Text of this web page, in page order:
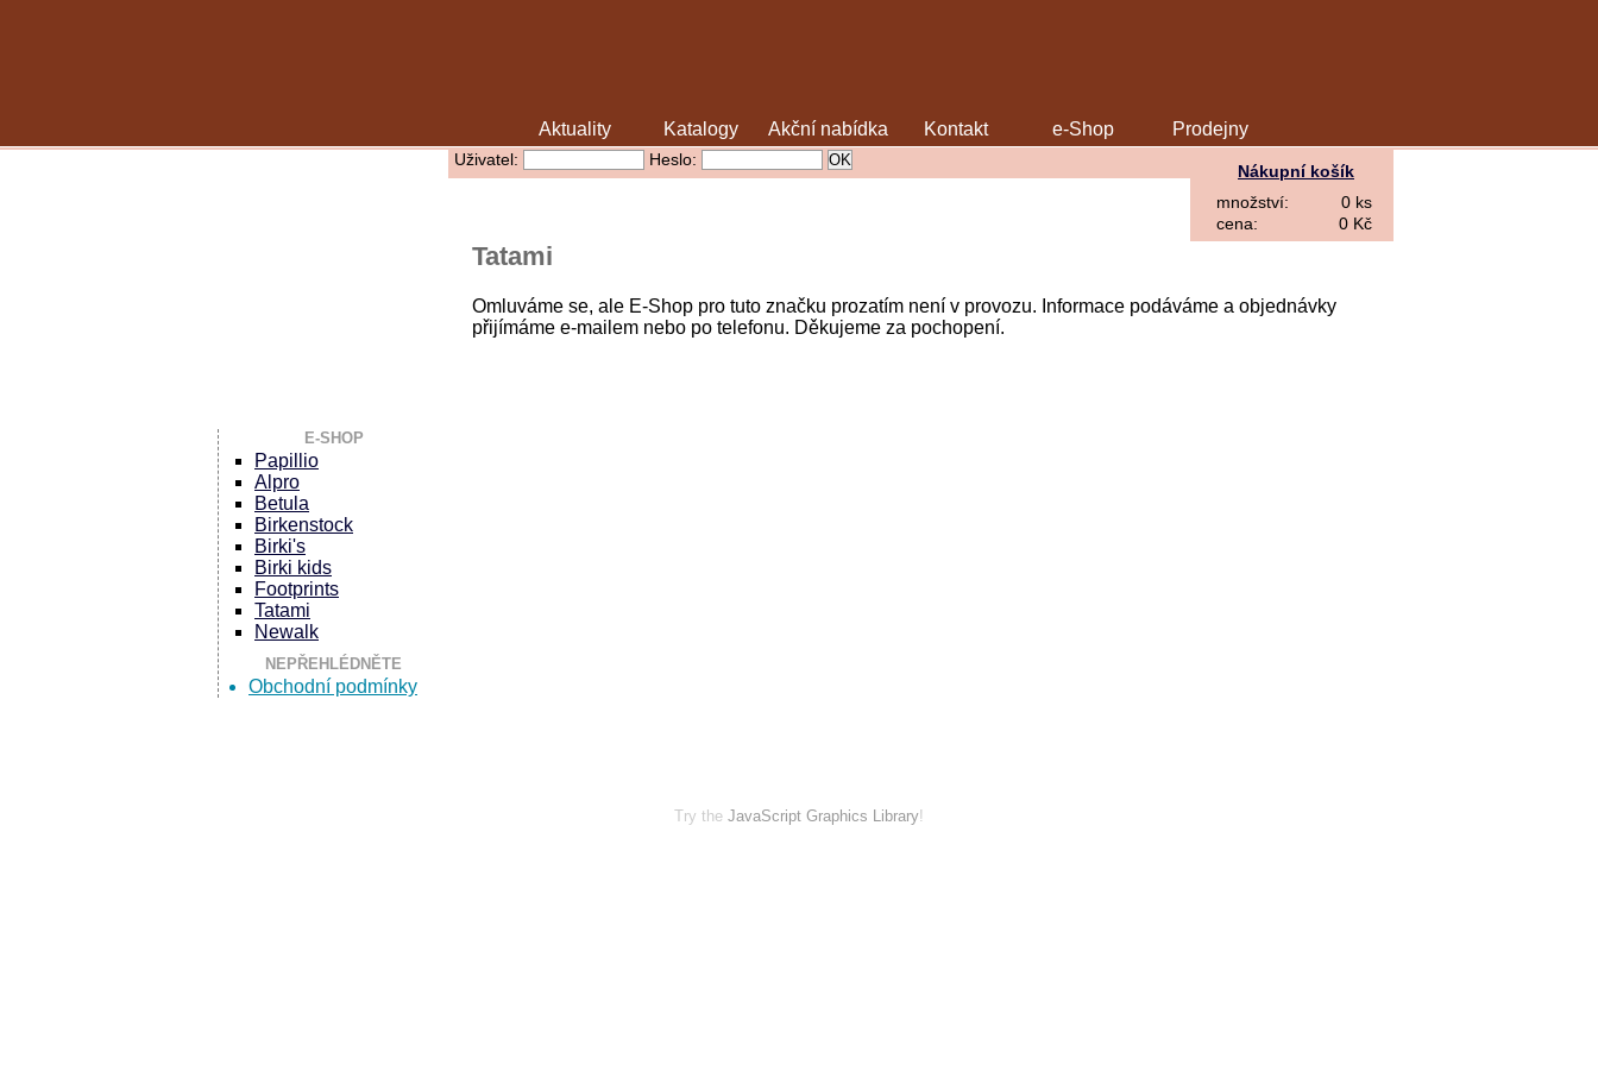
Aktuality Katalogy Akční nabídka Kontakt e-Shop Prodejny
E-SHOP
Papillio
Alpro
Betula
Birkenstock
Birki's
Birki kids
Footprints
Tatami
Newalk
NEPŘEHLÉDNĚTE
Obchodní podmínky
Uživatel: Heslo:
Nákupní košík
množství:
0 ks
cena:
0 Kč
Tatami
Omluváme se, ale E-Shop pro tuto značku prozatím není v provozu. Informace podáváme a objednávky
přijímáme e-mailem nebo po telefonu. Děkujeme za pochopení.
Try the JavaScript Graphics Library!